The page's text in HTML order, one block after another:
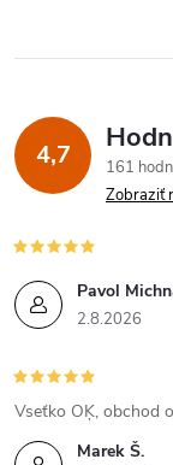
4,7
161
Zobraziť
Pavol
2.8.2026
Marek Š.
Vseťko OĶ, obchod